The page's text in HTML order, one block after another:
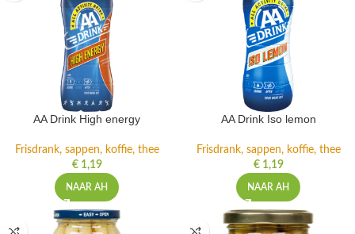
AA Drink High energy
Frisdrank, sappen, koffie, thee
€1,19
NAAR AH
AA Drink Iso lemon
Frisdrank, sappen, koffie, thee
€1,19
NAAR AH